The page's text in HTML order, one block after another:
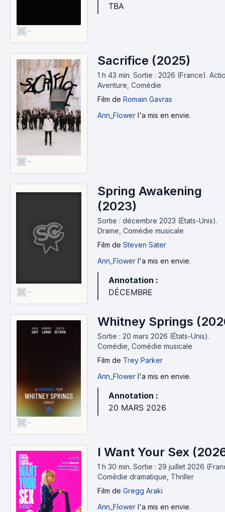
-
TBA
-
Sacrifice (2025)
1 h 43 min. Sortie : 2026 (France).
Aventure, Comédie
Film de Romain Gavras
Ann_Flower l'a mis en envie.
-
Spring Awakening
(2023)
Sortie : décembre 2023 (États-Unis).
Drame, Comédie musicale
Film de Steven Sater
Ann_Flower l'a mis en envie.
Annotation :
DÉCEMBRE
-
Whitney Springs
Sortie : 20 mars 2026 (États-Unis).
Comédie, Comédie musicale
Film de Trey Parker
Ann_Flower l'a mis en envie.
Annotation :
20 MARS 2026
I Want Your Sex
1 h 30 min. Sortie : 29 juillet 2026
Comédie dramatique, Thriller
Film de Gregg Araki
Ann_Flower l'a mis en envie.